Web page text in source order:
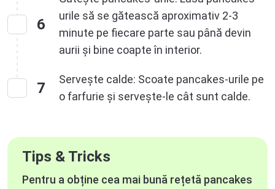
6
urile să se gătească aproximativ 2-3
minute pe fiecare parte sau până devin
aurii și bine coapte în interior.
7
Servește calde: Scoate pancakes-urile pe
o farfurie și servește-le cât sunt calde.
Tips & Tricks
Pentru a obține cea mai bună rețetă pancakes